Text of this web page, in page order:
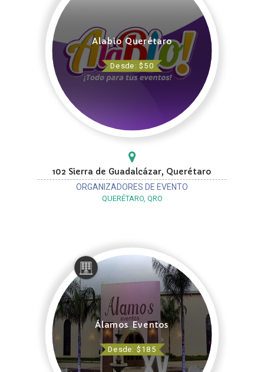
Alabio Querétaro
Desde: $50
102 Sierra de Guadalcázar, Querétaro
ORGANIZADORES DE EVENTO
QUERÉTARO, QRO
Álamos Eventos
Desde: $185